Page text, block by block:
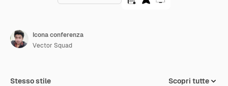
Icona conferenza
Vector Squad
Stesso stile Scopri tutte